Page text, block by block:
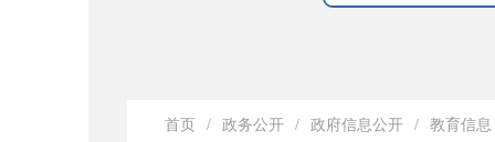
首页 / 政务公开 / 政府信息公开 / 教育信息